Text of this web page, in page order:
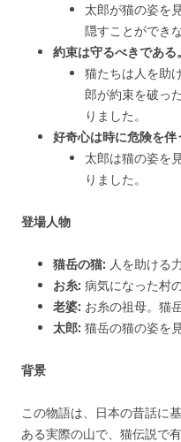
太郎が猫の姿を
隠すことができ
約束は守るべきである。
猫たちは人を助
郎が約束を破っ
りました。
好奇心は時に危険を伴
太郎は猫の姿を
りました。
登場人物
猫岳の猫: 人を助ける
お糸: 病気になった村の
老婆: お糸の祖母。猫
太郎: 猫岳の猫の姿を
背景
この物語は、日本の昔話に
ある実際の山で、猫伝説で有